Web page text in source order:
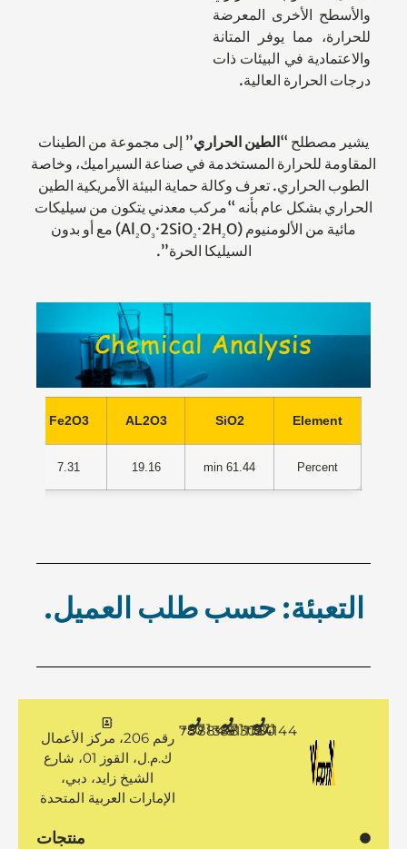
والأسطح الأخرى المعرضة
للحرارة، مما يوفر المتانة
والاعتمادية في البيئات ذات
درجات الحرارة العالية.
يشير مصطلح “الطين الحراري” إلى مجموعة من الطينات
المقاومة للحرارة المستخدمة في صناعة السيراميك، وخاصة
الطوب الحراري. تعرف وكالة حماية البيئة الأمريكية الطين
الحراري بشكل عام بأنه “مركب معدني يتكون من سيليكات
مائية من الألومنيوم (Al
₂O₃·2SiO₂·2H₂
O) مع أو بدون
السيليكا الحرة”.
Element
SiO2
AL2O3
Fe2O3
Percent
61.44 min
19.16
7.31
التعبئة: حسب طلب العميل.
+971 50 1194144
+971 4 3883080
+971 50 7888481
رقم 206، مركز الأعمال
ك.م.ل، القوز 01، شارع
الشيخ زايد، دبي،
الإمارات العربية المتحدة
منتجات